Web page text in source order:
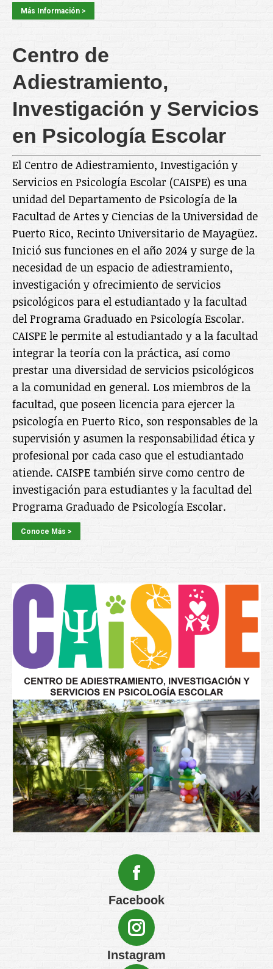
Más Información >
Centro de
Adiestramiento,
Investigación y Servicios
en Psicología Escolar
El Centro de Adiestramiento, Investigación y
Servicios en Psicología Escolar (CAISPE) es una
unidad del Departamento de Psicología de la
Facultad de Artes y Ciencias de la Universidad de
Puerto Rico, Recinto Universitario de Mayagüez.
Inició sus funciones en el año 2024 y surge de la
necesidad de un espacio de adiestramiento,
investigación y ofrecimiento de servicios
psicológicos para el estudiantado y la facultad
del Programa Graduado en Psicología Escolar.
CAISPE le permite al estudiantado y a la facultad
integrar la teoría con la práctica, así como
prestar una diversidad de servicios psicológicos
a la comunidad en general. Los miembros de la
facultad, que poseen licencia para ejercer la
psicología en Puerto Rico, son responsables de la
supervisión y asumen la responsabilidad ética y
profesional por cada caso que el estudiantado
atiende. CAISPE también sirve como centro de
investigación para estudiantes y la facultad del
Programa Graduado de Psicología Escolar.
Conoce Más >
Facebook
Instagram